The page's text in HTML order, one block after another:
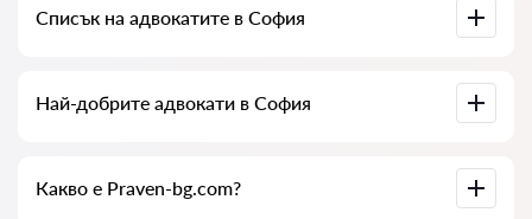
на документите по делото. Списък на колегията на
адвокатите в София. Цени за услугите на адвокатите и
Списък на адвокатите в София
специално за вас. Пълна биография на адвокатите с
телефонни номера.
Най-добрите адвокати в София
пълна информация. Цени, отзиви, телефонен номер и
Какво е Praven-bg.com?